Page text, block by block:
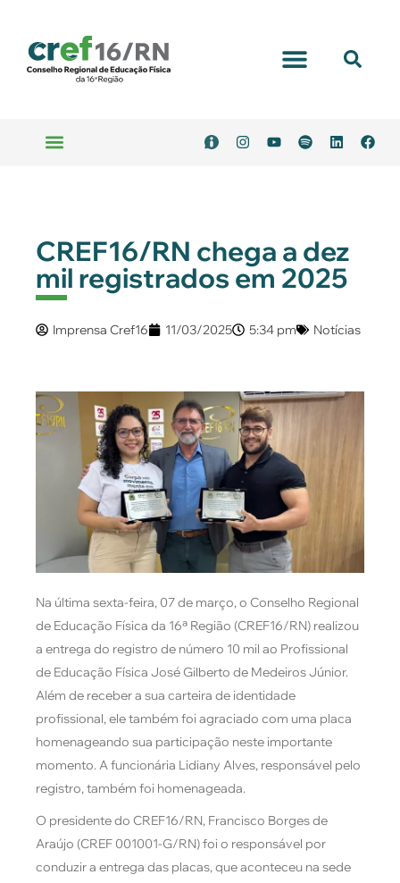
CREF16/RN chega a dez
mil registrados em 2025
Imprensa Cref16 11/03/2025 5:34 pm Notícias
Na última sexta-feira, 07 de março, o Conselho Regional
de Educação Física da 16ª Região (CREF16/RN) realizou
a entrega do registro de número 10 mil ao Profissional
de Educação Física José Gilberto de Medeiros Júnior.
Além de receber a sua carteira de identidade
profissional, ele também foi agraciado com uma placa
homenageando sua participação neste importante
momento. A funcionária Lidiany Alves, responsável pelo
registro, também foi homenageada.
O presidente do CREF16/RN, Francisco Borges de
Araújo (CREF 001001-G/RN) foi o responsável por
conduzir a entrega das placas, que aconteceu na sede